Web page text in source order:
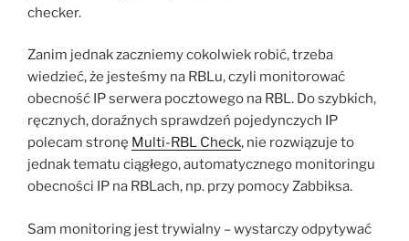
checker.
Zanim jednak zaczniemy cokolwiek robić, trzeba
wiedzieć, że jesteśmy na RBLu, czyli monitorować
obecność IP serwera pocztowego na RBL. Do szybkich,
ręcznych, doraźnych sprawdzeń pojedynczych IP
polecam stronę Multi-RBL Check, nie rozwiązuje to
jednak tematu ciągłego, automatycznego monitoringu
obecności IP na RBLach, np. przy pomocy Zabbiksa.
Sam monitoring jest trywialny – wystarczy odpytywać